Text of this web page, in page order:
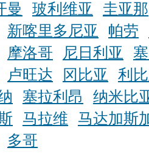
曼 玻利维亚
圭亚那
新喀里多尼亚 帕劳
摩洛哥 尼日利亚
卢旺达 冈比亚
利
塞拉利昂
纳米比
马拉维
马达加斯
多哥